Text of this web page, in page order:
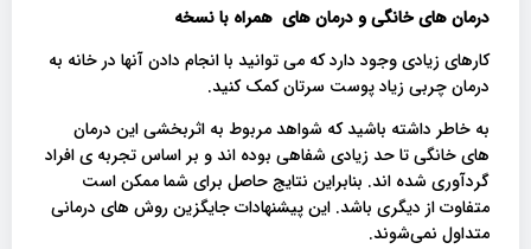
درمان های خانگی و درمان های همراه با نسخه
کارهای زیادی وجود دارد که می توانید با انجام دادن آنها در خانه به
درمان چربی زیاد پوست سرتان کمک کنید.
به خاطر داشته باشید که شواهد مربوط به اثربخشی این درمان
های خانگی تا حد زیادی شفاهی بوده اند و بر اساس تجربه ی افراد
گردآوری شده اند. بنابراین نتایج حاصل برای شما ممکن است
متفاوت از دیگری باشد. این پیشنهادات جایگزین روش های درمانی
متداول نمی‌شوند.